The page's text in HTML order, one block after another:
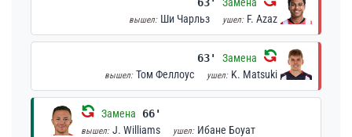
вышел: Ши Чарльз ушел: F. Azaz
63' Замена
вышел: Том Феллоус ушел: K. Matsuki
Замена 66'
вышел: J. Williams ушел: Ибане Боуат